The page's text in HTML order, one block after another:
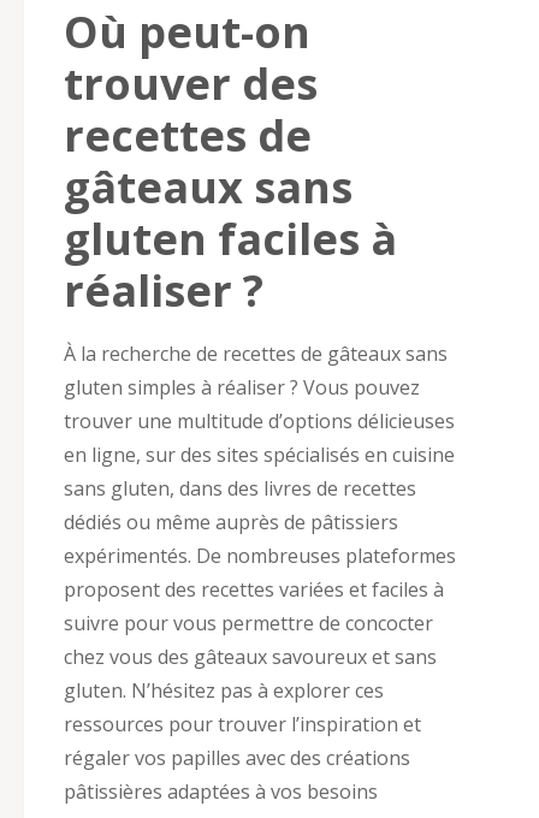
Où peut-on
trouver des
recettes de
gâteaux sans
gluten faciles à
réaliser ?
À la recherche de recettes de gâteaux sans
gluten simples à réaliser ? Vous pouvez
trouver une multitude d’options délicieuses
en ligne, sur des sites spécialisés en cuisine
sans gluten, dans des livres de recettes
dédiés ou même auprès de pâtissiers
expérimentés. De nombreuses plateformes
proposent des recettes variées et faciles à
suivre pour vous permettre de concocter
chez vous des gâteaux savoureux et sans
gluten. N’hésitez pas à explorer ces
ressources pour trouver l’inspiration et
régaler vos papilles avec des créations
pâtissières adaptées à vos besoins